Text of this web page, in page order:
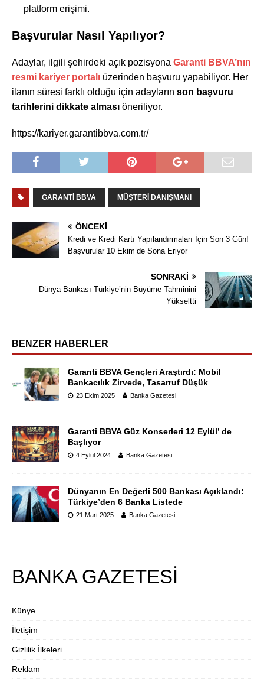
platform erişimi.
Başvurular Nasıl Yapılıyor?
Adaylar, ilgili şehirdeki açık pozisyona Garanti BBVA’nın
resmi kariyer portalı üzerinden başvuru yapabiliyor. Her
ilanın süresi farklı olduğu için adayların son başvuru
tarihlerini dikkate alması öneriliyor.
https://kariyer.garantibbva.com.tr/
GARANTI BBVA MÜŞTERI DANIŞMANI
ÖNCEKI
Kredi ve Kredi Kartı Yapılandırmaları İçin Son 3 Gün!
Başvurular 10 Ekim’de Sona Eriyor
SONRAKI
Dünya Bankası Türkiye’nin Büyüme Tahminini
Yükseltti
BENZER HABERLER
Garanti BBVA Gençleri Araştırdı: Mobil
Bankacılık Zirvede, Tasarruf Düşük
23 Ekim 2025 Banka Gazetesi
Garanti BBVA Güz Konserleri 12 Eylül’ de
Başlıyor
4 Eylül 2024 Banka Gazetesi
Dünyanın En Değerli 500 Bankası Açıklandı:
Türkiye’den 6 Banka Listede
21 Mart 2025 Banka Gazetesi
BANKA GAZETESİ
Künye
İletişim
Gizlilik İlkeleri
Reklam